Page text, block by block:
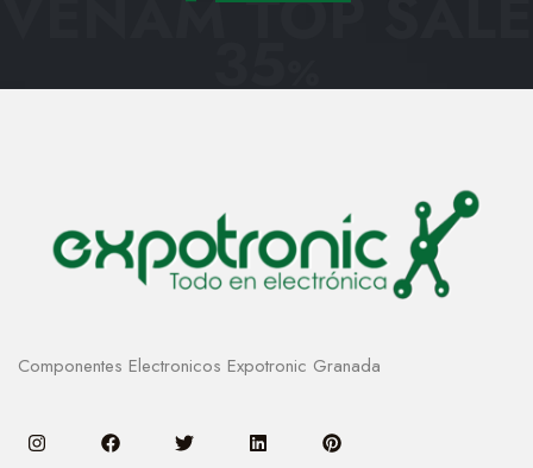
35
Componentes Electronicos Expotronic Granada